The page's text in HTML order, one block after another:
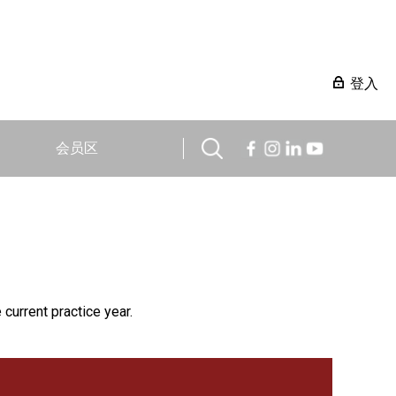
登入
会员区
practice year.